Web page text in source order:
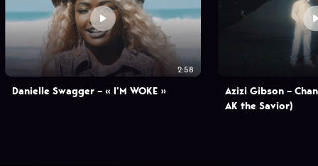
2:58
Danielle Swagger – « I’M WOKE »
Azizi Gibson –
AK the Savior)